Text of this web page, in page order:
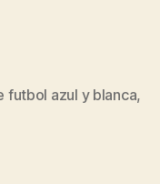
futbol azul y blanca,